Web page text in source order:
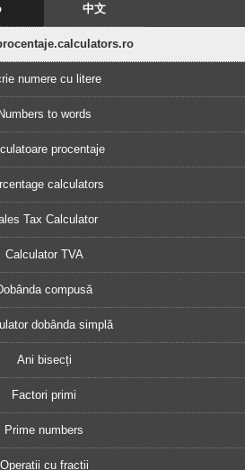
中文
numere cu litere
Numbers to words
procentaje
calculators
Tax Calculator
Calculator TVA
compusă
dobânda simplă
Ani bisecți
Factori primi
Prime numbers
Operații cu fracții